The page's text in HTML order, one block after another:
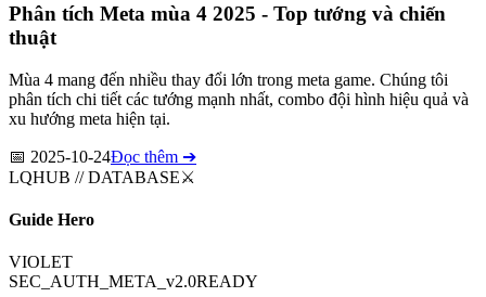
Phân tích Meta mùa 4 2025 - Top tướng và chiến
thuật
Mùa 4 mang đến nhiều thay đổi lớn trong meta game. Chúng tôi
phân tích chi tiết các tướng mạnh nhất, combo đội hình hiệu quả và
xu hướng meta hiện tại.
📅 2025-10-24Đọc thêm ➔
LQHUB // DATABASE⚔️
Guide Hero
VIOLET
SEC_AUTH_META_v2.0READY